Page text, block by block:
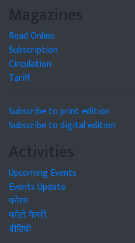
Magazines
Read Online
Subscription
Circulation
Tariff
Subscribe to print edition
Subscribe to digital edition
Activities
Upcoming Events
Events Update
फोरम
फोटो गैलरी
वीडियो